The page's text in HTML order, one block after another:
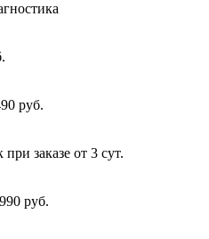
руб.
при заказе от 3 сут.
руб.